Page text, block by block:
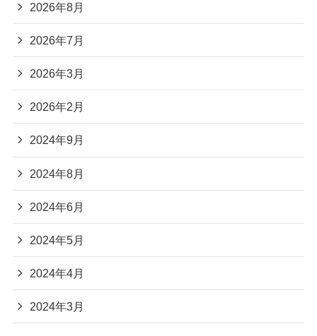
2026年8月
2026年7月
2026年3月
2026年2月
2024年9月
2024年8月
2024年6月
2024年5月
2024年4月
2024年3月